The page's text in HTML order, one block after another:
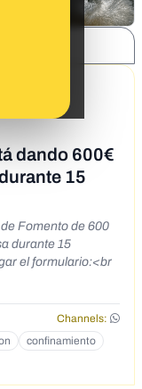
dando 600€
15
Fomento de 600
durante 15
el formulario:<br
Channels:
confinamiento